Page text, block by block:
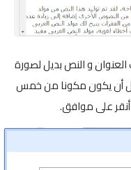
و النص بديل لصورة
أن يكون مكونا من خمس
على موافق.